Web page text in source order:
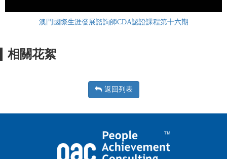
澳門國際生涯發展諮詢師CDA認證課程第十六期
相關花絮
返回列表